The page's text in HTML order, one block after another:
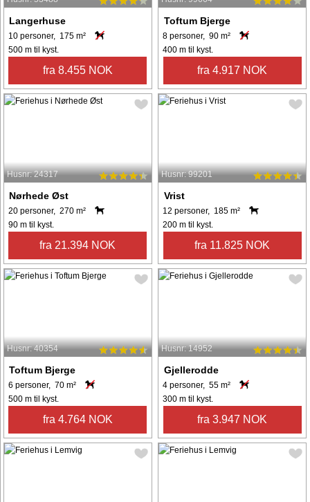
Langerhuse
10 personer, 175 m²
500 m til kyst.
fra 8.455 NOK
Toftum Bjerge
8 personer, 90 m²
400 m til kyst.
fra 4.917 NOK
Husnr: 24317
Nørhede Øst
20 personer, 270 m²
90 m til kyst.
fra 21.394 NOK
Husnr: 99201
Vrist
12 personer, 185 m²
200 m til kyst.
fra 11.825 NOK
Husnr: 40354
Toftum Bjerge
6 personer, 70 m²
500 m til kyst.
fra 4.764 NOK
Husnr: 14952
Gjellerodde
4 personer, 55 m²
300 m til kyst.
fra 3.947 NOK